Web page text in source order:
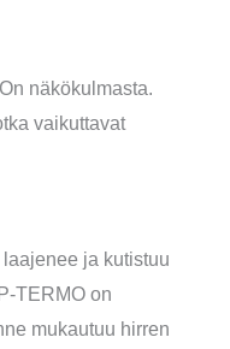
näkökulmasta.
vaikuttavat
ja kutistuu
TERMO on
mukautuu hirren